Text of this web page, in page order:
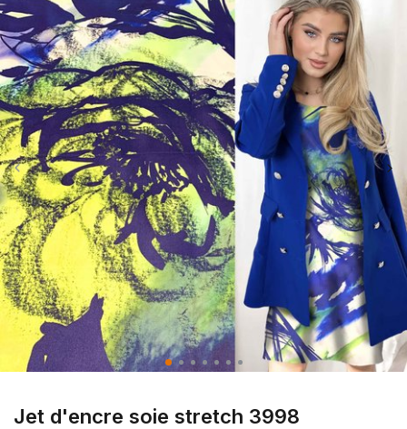
Jet d'encre soie stretch 3998